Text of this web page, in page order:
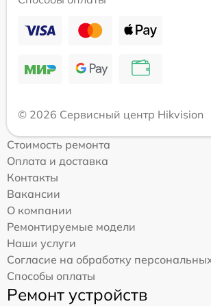
© 2026 Сервисный центр Hikvision
Стоимость ремонта
Оплата и доставка
Контакты
Вакансии
О компании
Ремонтируемые модели
Наши услуги
Согласие на обработку
Способы оплаты
Ремонт устройств